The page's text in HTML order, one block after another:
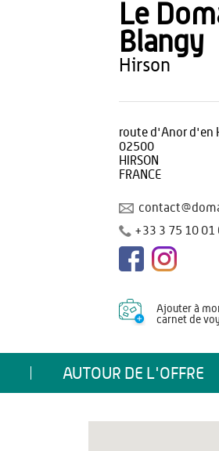
Le
Blangy
hirson
route d'Anor d'en
02500
HIRSON
FRANCE
+33 3 75 10 01
Ajouter à
carnet de
AUTOUR DE L'OFFRE